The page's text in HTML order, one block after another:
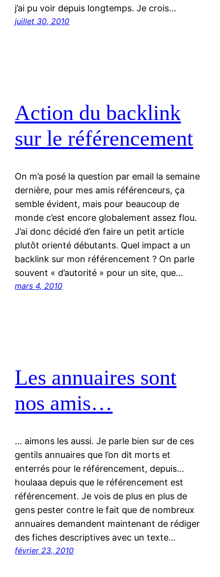
j’ai pu voir depuis longtemps. Je crois…
juillet 30, 2010
Action du backlink
sur le référencement
On m’a posé la question par email la semaine
dernière, pour mes amis référenceurs, ça
semble évident, mais pour beaucoup de
monde c’est encore globalement assez flou.
J’ai donc décidé d’en faire un petit article
plutôt orienté débutants. Quel impact a un
backlink sur mon référencement ? On parle
souvent « d’autorité » pour un site, que…
mars 4, 2010
Les annuaires sont
nos amis…
… aimons les aussi. Je parle bien sur de ces
gentils annuaires que l’on dit morts et
enterrés pour le référencement, depuis…
houlaaa depuis que le référencement est
référencement. Je vois de plus en plus de
gens pester contre le fait que de nombreux
annuaires demandent maintenant de rédiger
des fiches descriptives avec un texte…
février 23, 2010